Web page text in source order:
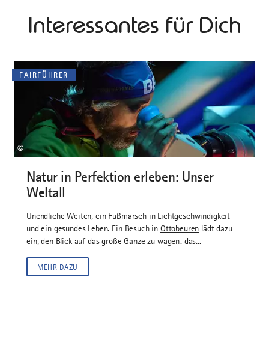
Interessantes für Dich
FAIRFÜHRER
©
Natur in Perfektion erleben: Unser
Weltall
Unendliche Weiten, ein Fußmarsch in Lichtgeschwindigkeit
und ein gesundes Leben. Ein Besuch in Ottobeuren lädt dazu
ein, den Blick auf das große Ganze zu wagen: das...
MEHR DAZU